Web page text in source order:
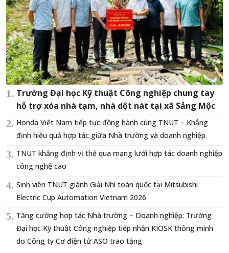
Trường Đại học Kỹ thuật Công nghiệp chung tay
hỗ trợ xóa nhà tạm, nhà dột nát tại xã Sảng Mộc
Honda Việt Nam tiếp tục đồng hành cùng TNUT – Khẳng
định hiệu quả hợp tác giữa Nhà trường và doanh nghiệp
TNUT khẳng định vị thế qua mạng lưới hợp tác doanh nghiệp
công nghệ cao
Sinh viên TNUT giành Giải Nhì toàn quốc tại Mitsubishi
Electric Cup Automation Vietnam 2026
Tăng cường hợp tác Nhà trường – Doanh nghiệp: Trường
Đại học Kỹ thuật Công nghiệp tiếp nhận KIOSK thông minh
do Công ty Cơ điện tử ASO trao tặng